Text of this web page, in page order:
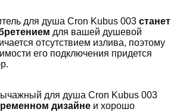
для душа Cron Kubus 003 станет
для вашей душевой
отсутствием излива, поэтому
его подключения придется
для душа Cron Kubus 003
дизайне и хорошо